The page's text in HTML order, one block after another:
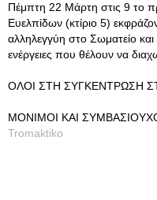
Πέμπτη 22 Μάρτη στις 9 το
Ευελπίδων (κτίριο 5)
αλληλεγγύη στο Σωματείο και
ενέργειες που θέλουν να
ΟΛΟΙ ΣΤΗ ΣΥΓΚΕΝΤΡΩΣΗ
ΜΟΝΙΜΟΙ ΚΑΙ
Tromaktiko